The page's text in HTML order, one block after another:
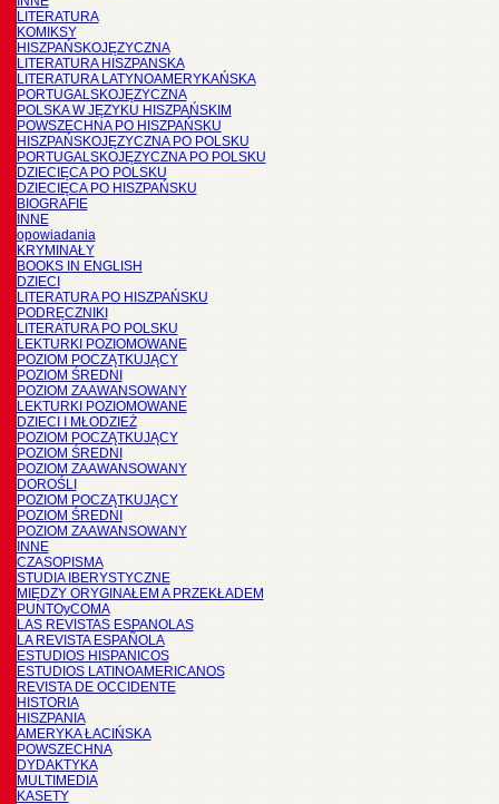
LITERATURA
KOMIKSY
HISZPAŃSKOJĘZYCZNA
LITERATURA HISZPANSKA
LITERATURA LATYNOAMERYKAŃSKA
PORTUGALSKOJĘZYCZNA
POLSKA W JĘZYKU HISZPAŃSKIM
POWSZECHNA PO HISZPAŃSKU
HISZPAŃSKOJĘZYCZNA PO POLSKU
PORTUGALSKOJĘZYCZNA PO POLSKU
DZIECIĘCA PO POLSKU
DZIECIĘCA PO HISZPAŃSKU
BIOGRAFIE
INNE
opowiadania
KRYMINAŁY
BOOKS IN ENGLISH
DZIECI
LITERATURA PO HISZPAŃSKU
PODRĘCZNIKI
LITERATURA PO POLSKU
LEKTURKI POZIOMOWANE
POZIOM POCZĄTKUJĄCY
POZIOM ŚREDNI
POZIOM ZAAWANSOWANY
LEKTURKI POZIOMOWANE
DZIECI I MŁODZIEŻ
POZIOM POCZĄTKUJĄCY
POZIOM ŚREDNI
POZIOM ZAAWANSOWANY
DOROŚLI
POZIOM POCZĄTKUJĄCY
POZIOM ŚREDNI
POZIOM ZAAWANSOWANY
INNE
CZASOPISMA
STUDIA IBERYSTYCZNE
MIĘDZY ORYGINAŁEM A PRZEKŁADEM
PUNTOyCOMA
LAS REVISTAS ESPANOLAS
LA REVISTA ESPAÑOLA
ESTUDIOS HISPANICOS
ESTUDIOS LATINOAMERICANOS
REVISTA DE OCCIDENTE
HISTORIA
HISZPANIA
AMERYKA ŁACIŃSKA
POWSZECHNA
DYDAKTYKA
MULTIMEDIA
KASETY